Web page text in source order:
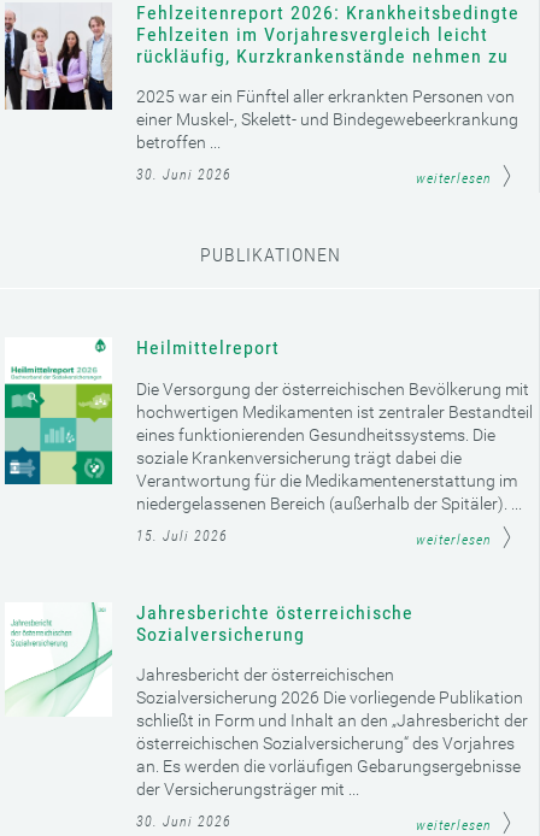
Fehlzeitenreport 2026: Krankheitsbedingte
Fehlzeiten im Vorjahresvergleich leicht
rückläufig, Kurzkrankenstände nehmen zu
2025 war ein Fünftel aller erkrankten Personen von
einer Muskel-, Skelett- und Bindegewebeerkrankung
betroffen ...
30. Juni 2026 weiterlesen
PUBLIKATIONEN
Heilmittelreport
Die Versorgung der österreichischen Bevölkerung mit
hochwertigen Medikamenten ist zentraler Bestandteil
eines funktionierenden Gesundheitssystems. Die
soziale Krankenversicherung trägt dabei die
Verantwortung für die Medikamentenerstattung im
niedergelassenen Bereich (außerhalb der Spitäler). ...
15. Juli 2026 weiterlesen
Jahresberichte österreichische
Sozialversicherung
Jahresbericht der österreichischen
Sozialversicherung 2026 Die vorliegende Publikation
schließt in Form und Inhalt an den „Jahresbericht der
österreichischen Sozialversicherung“ des Vorjahres
an. Es werden die vorläufigen Gebarungsergebnisse
der Versicherungsträger mit ...
30. Juni 2026 weiterlesen